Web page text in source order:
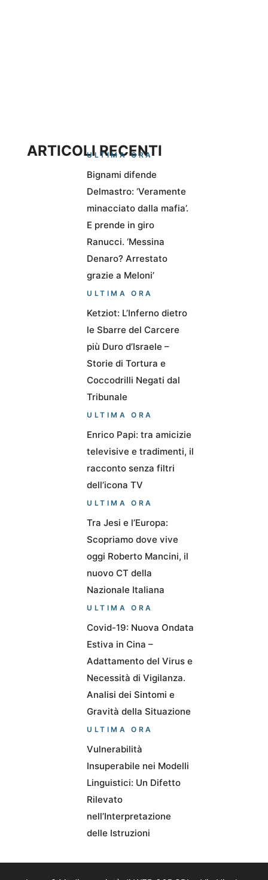
ARTICOLI RECENTI
ULTIMA ORA
Bignami difende
Delmastro: ‘Veramente
minacciato dalla mafia’.
E prende in giro
Ranucci. ‘Messina
Denaro? Arrestato
grazie a Meloni’
ULTIMA ORA
Ketziot: L’Inferno dietro
le Sbarre del Carcere
più Duro d’Israele –
Storie di Tortura e
Coccodrilli Negati dal
Tribunale
ULTIMA ORA
Enrico Papi: tra amicizie
televisive e tradimenti, il
racconto senza filtri
dell’icona TV
ULTIMA ORA
Tra Jesi e l’Europa:
Scopriamo dove vive
oggi Roberto Mancini, il
nuovo CT della
Nazionale Italiana
ULTIMA ORA
Covid-19: Nuova Ondata
Estiva in Cina –
Adattamento del Virus e
Necessità di Vigilanza.
Analisi dei Sintomi e
Gravità della Situazione
ULTIMA ORA
Vulnerabilità
Insuperabile nei Modelli
Linguistici: Un Difetto
Rilevato
nell’Interpretazione
delle Istruzioni